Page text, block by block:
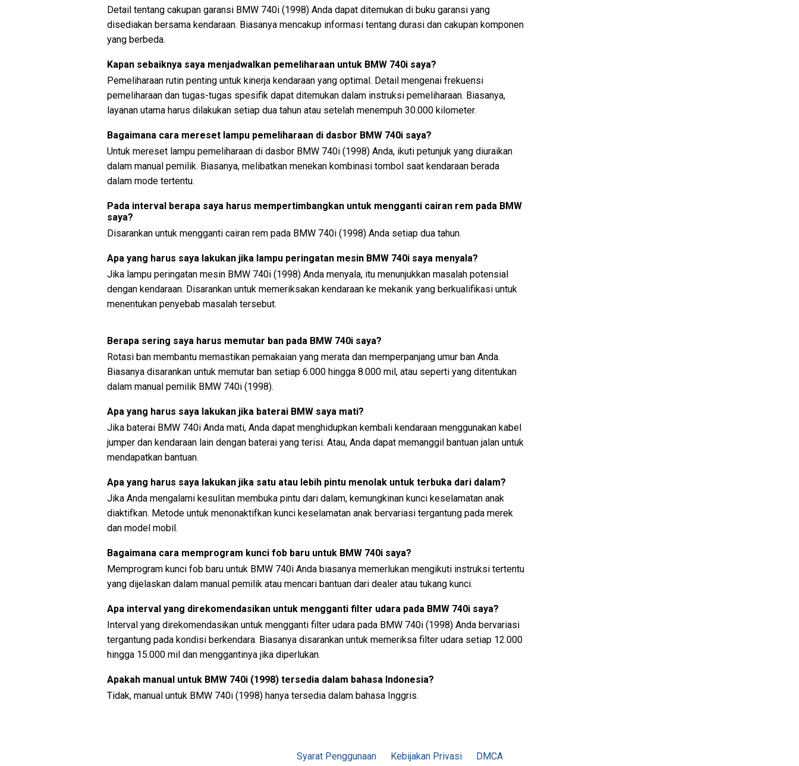
Detail tentang cakupan garansi BMW 740i (1998) Anda dapat ditemukan di buku garansi yang
disediakan bersama kendaraan. Biasanya mencakup informasi tentang durasi dan cakupan komponen
yang berbeda.
Kapan sebaiknya saya menjadwalkan pemeliharaan untuk BMW 740i saya?
Pemeliharaan rutin penting untuk kinerja kendaraan yang optimal. Detail mengenai frekuensi
pemeliharaan dan tugas-tugas spesifik dapat ditemukan dalam instruksi pemeliharaan. Biasanya,
layanan utama harus dilakukan setiap dua tahun atau setelah menempuh 30.000 kilometer.
Bagaimana cara mereset lampu pemeliharaan di dasbor BMW 740i saya?
Untuk mereset lampu pemeliharaan di dasbor BMW 740i (1998) Anda, ikuti petunjuk yang diuraikan
dalam manual pemilik. Biasanya, melibatkan menekan kombinasi tombol saat kendaraan berada
dalam mode tertentu.
Pada interval berapa saya harus mempertimbangkan untuk mengganti cairan rem pada BMW
saya?
Disarankan untuk mengganti cairan rem pada BMW 740i (1998) Anda setiap dua tahun.
Apa yang harus saya lakukan jika lampu peringatan mesin BMW 740i saya menyala?
Jika lampu peringatan mesin BMW 740i (1998) Anda menyala, itu menunjukkan masalah potensial
dengan kendaraan. Disarankan untuk memeriksakan kendaraan ke mekanik yang berkualifikasi untuk
menentukan penyebab masalah tersebut.
Berapa sering saya harus memutar ban pada BMW 740i saya?
Rotasi ban membantu memastikan pemakaian yang merata dan memperpanjang umur ban Anda.
Biasanya disarankan untuk memutar ban setiap 6.000 hingga 8.000 mil, atau seperti yang ditentukan
dalam manual pemilik BMW 740i (1998).
Apa yang harus saya lakukan jika baterai BMW saya mati?
Jika baterai BMW 740i Anda mati, Anda dapat menghidupkan kembali kendaraan menggunakan kabel
jumper dan kendaraan lain dengan baterai yang terisi. Atau, Anda dapat memanggil bantuan jalan untuk
mendapatkan bantuan.
Apa yang harus saya lakukan jika satu atau lebih pintu menolak untuk terbuka dari dalam?
Jika Anda mengalami kesulitan membuka pintu dari dalam, kemungkinan kunci keselamatan anak
diaktifkan. Metode untuk menonaktifkan kunci keselamatan anak bervariasi tergantung pada merek
dan model mobil.
Bagaimana cara memprogram kunci fob baru untuk BMW 740i saya?
Memprogram kunci fob baru untuk BMW 740i Anda biasanya memerlukan mengikuti instruksi tertentu
yang dijelaskan dalam manual pemilik atau mencari bantuan dari dealer atau tukang kunci.
Apa interval yang direkomendasikan untuk mengganti filter udara pada BMW 740i saya?
Interval yang direkomendasikan untuk mengganti filter udara pada BMW 740i (1998) Anda bervariasi
tergantung pada kondisi berkendara. Biasanya disarankan untuk memeriksa filter udara setiap 12.000
hingga 15.000 mil dan menggantinya jika diperlukan.
Apakah manual untuk BMW 740i (1998) tersedia dalam bahasa Indonesia?
Tidak, manual untuk BMW 740i (1998) hanya tersedia dalam bahasa Inggris.
Syarat Penggunaan Kebijakan Privasi DMCA